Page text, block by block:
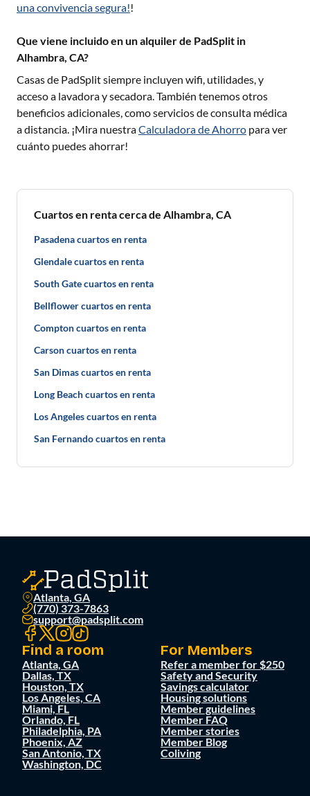
una convivencia segura!!
Que viene incluido en un alquiler de PadSplit in
Alhambra, CA?
Casas de PadSplit siempre incluyen wifi, utilidades, y
acceso a lavadora y secadora. También tenemos otros
beneficios adicionales, como servicios de consulta médica
a distancia. ¡Mira nuestraCalculadora de Ahorro para ver
cuánto puedes ahorrar!
Cuartos en renta cerca de Alhambra, CA
Pasadena cuartos en renta
Glendale cuartos en renta
South Gate cuartos en renta
Bellflower cuartos en renta
Compton cuartos en renta
Carson cuartos en renta
San Dimas cuartos en renta
Long Beach cuartos en renta
Los Angeles cuartos en renta
San Fernando cuartos en renta
Atlanta, GA
(770) 373-7863
support@padsplit.com
Find a room
Atlanta, GA
Dallas, TX
Houston, TX
Los Angeles, CA
Miami, FL
Orlando, FL
Philadelphia, PA
Phoenix, AZ
San Antonio, TX
Washington, DC
For Members
Refer a member for $250
Safety and Security
Savings calculator
Housing solutions
Member guidelines
Member FAQ
Member stories
Member Blog
Coliving